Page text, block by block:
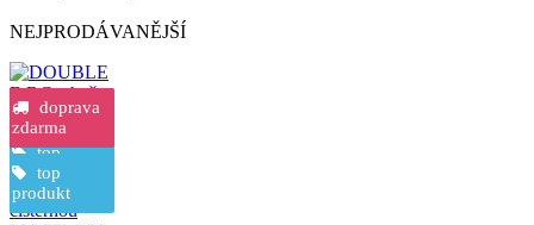
NEJPRODÁVANĚJŠÍ
DOUBLE E
RC tahač s
cisternou
novinka
top
produkt
top
produkt
doprava
zdarma
top
produkt